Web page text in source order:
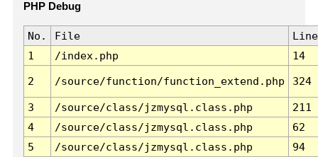
PHP Debug
No. File
Line
1
/index.php 14
2 /source/function/function_extend.php 324
3 /source/class/jzmysql.class.php
211
4
/source/class/jzmysql.class.php
62
5
/source/class/jzmysql.class.php
94